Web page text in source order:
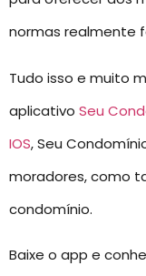
normas realmente
Tudo isso e muito
aplicativo Seu
IOS, Seu
moradores, como
condomínio.
Baixe o app e